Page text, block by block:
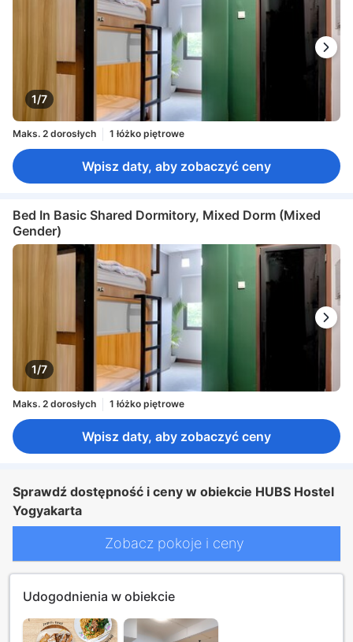
1/7
Maks. 2 dorosłych 1 łóżko piętrowe
Wpisz daty, aby zobaczyć ceny
Bed In Basic Shared Dormitory, Mixed Dorm (Mixed
Gender)
1/7
Maks. 2 dorosłych 1 łóżko piętrowe
Wpisz daty, aby zobaczyć ceny
Sprawdź dostępność i ceny w obiekcie HUBS Hostel
Yogyakarta
Zobacz pokoje i ceny
Udogodnienia w obiekcie